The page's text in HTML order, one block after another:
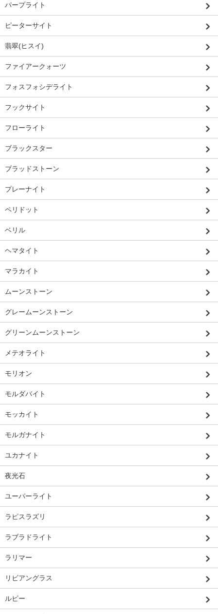
パープライト
ピーターサイト
翡翠(ヒスイ)
ファイアークォーツ
フォスフォシデライト
フックサイト
フローライト
ブラックスター
ブラッドストーン
プレーナイト
ペリドット
ベリル
ヘマタイト
マラカイト
ムーンストーン
グレームーンストーン
グリーンムーンストーン
メテオライト
モリオン
モルダバイト
モッカイト
モルガナイト
ユカナイト
夜光石
ユーパーライト
ラピスラズリ
ラブラドライト
ラリマー
リビアングラス
ルビー